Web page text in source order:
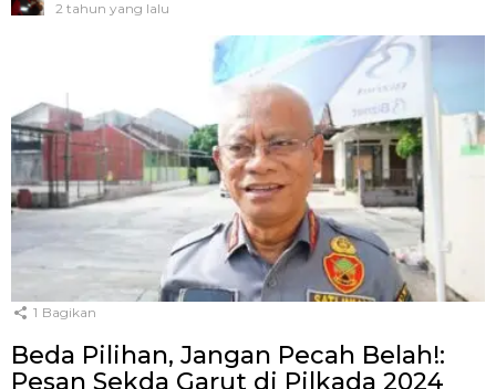
2 tahun yang lalu
1 Bagikan
Beda Pilihan, Jangan Pecah Belah!:
Pesan Sekda Garut di Pilkada 2024